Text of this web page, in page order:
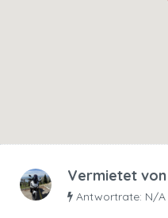
Vermietet von
Antwortrate: N/A